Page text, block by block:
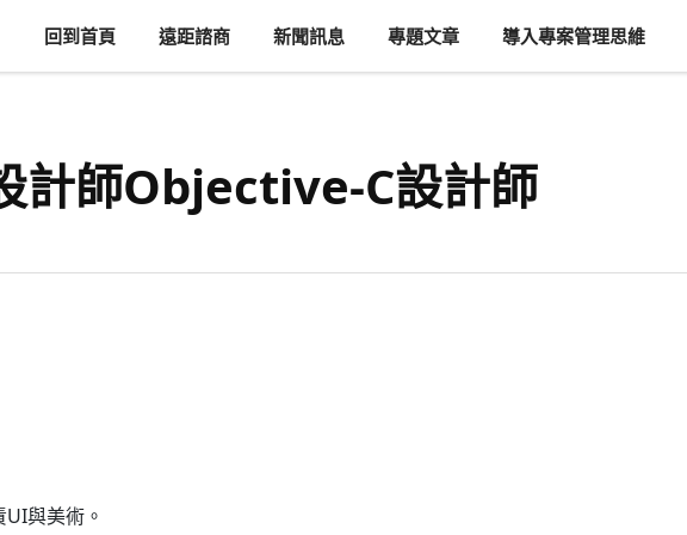
回到首頁 遠距諮商 新聞訊息 專題文章 導入專案管理思維
計師Objective-C設計師
UI與美術。